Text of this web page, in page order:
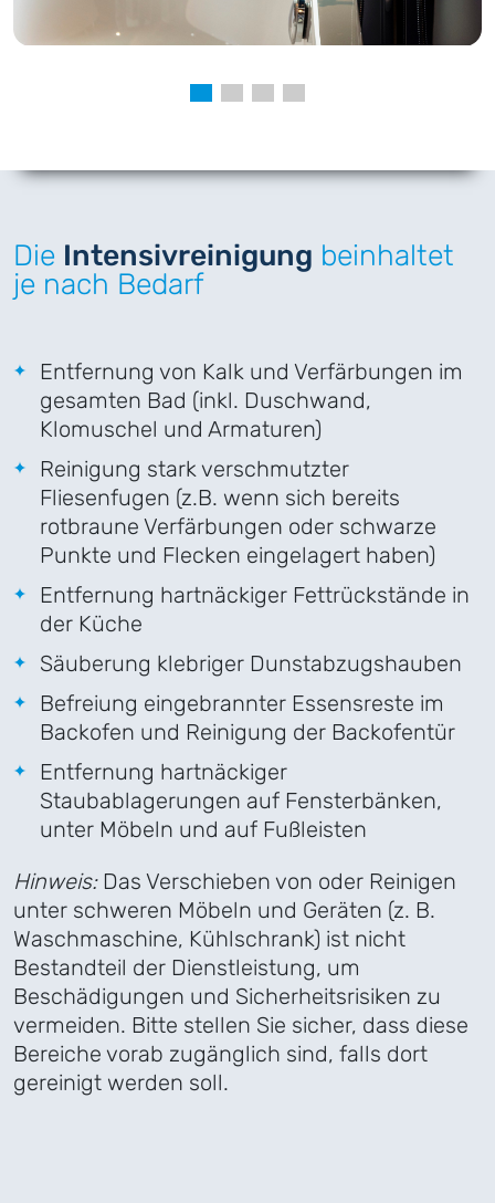
Die Intensiv­reinigung beinhaltet
je nach Bedarf
Entfernung von Kalk und Verfärbungen im
gesamten Bad (inkl. Duschwand,
Klomuschel und Armaturen)
Reinigung stark verschmutzter
Fliesenfugen (z.B. wenn sich bereits
rotbraune Verfärbungen oder schwarze
Punkte und Flecken eingelagert haben)
Entfernung hartnäckiger Fettrückstände in
der Küche
Säuberung klebriger Dunstabzugshauben
Befreiung eingebrannter Essensreste im
Backofen und Reinigung der Backofentür
Entfernung hartnäckiger
Staubablagerungen auf Fensterbänken,
unter Möbeln und auf Fußleisten
Hinweis:Das Verschieben von oder Reinigen
unter schweren Möbeln und Geräten (z. B.
Waschmaschine, Kühlschrank) ist nicht
Bestandteil der Dienstleistung, um
Beschädigungen und Sicherheitsrisiken zu
vermeiden. Bitte stellen Sie sicher, dass diese
Bereiche vorab zugänglich sind, falls dort
gereinigt werden soll.